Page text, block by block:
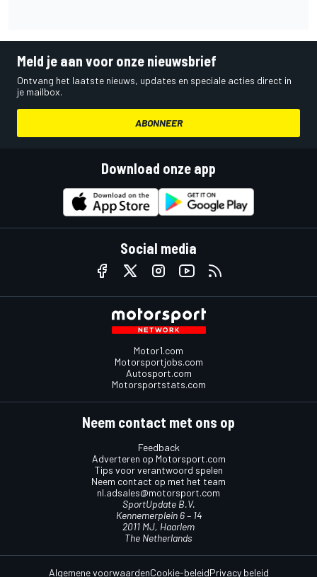
Meld je aan voor onze nieuwsbrief
Ontvang het laatste nieuws, updates en speciale acties direct in
je mailbox.
ABONNEER
Download onze app
Social media
Motor1.com
Motorsportjobs.com
Autosport.com
Motorsportstats.com
Neem contact met ons op
Feedback
Adverteren op Motorsport.com
Tips voor verantwoord spelen
Neem contact op met het team
nl.adsales@motorsport.com
SportUpdate B.V.
Kennemerplein 6 – 14
2011 MJ, Haarlem
The Netherlands
Algemene voorwaardenCookie-beleidPrivacy beleid